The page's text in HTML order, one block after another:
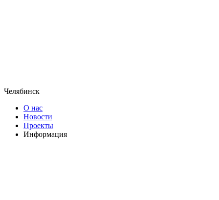
Челябинск
О нас
Новости
Проекты
Информация